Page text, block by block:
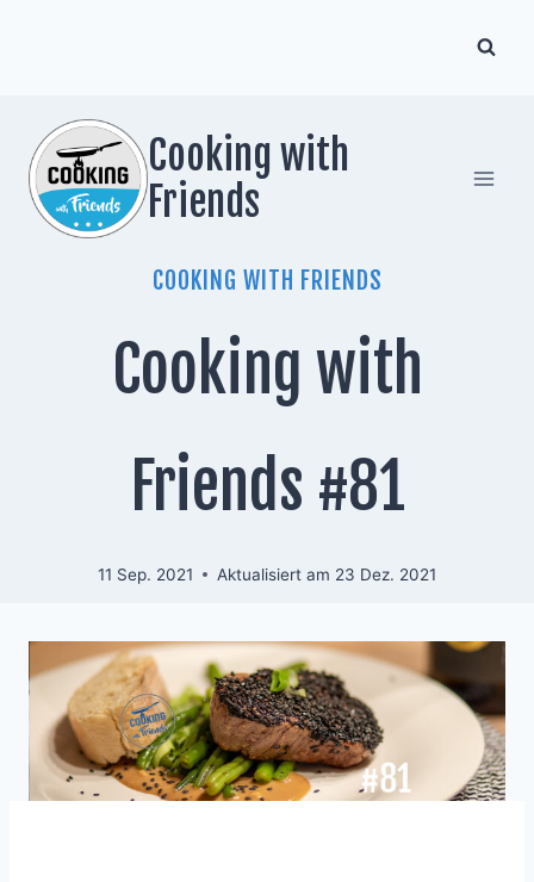
Cooking with
Friends
COOKING WITH FRIENDS
Cooking with
Friends #81
11 Sep. 2021 Aktualisiert am 23 Dez. 2021